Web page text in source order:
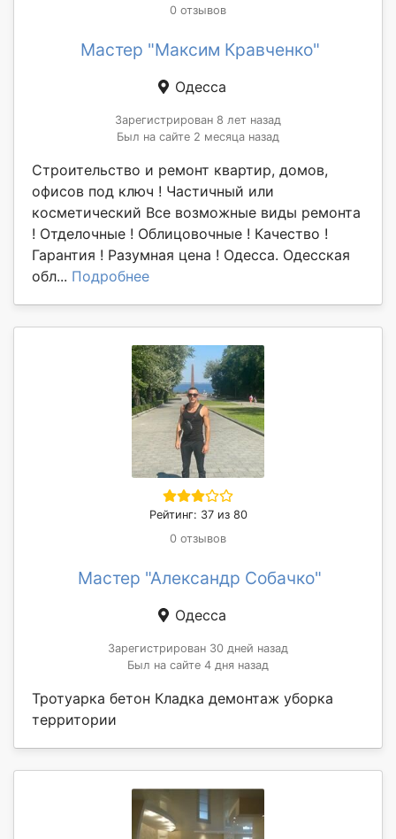
0 отзывов
Мастер "Максим Кравченко"
Одесса
Зарегистрирован 8 лет назад
Был на сайте 2 месяца назад
Строительство и ремонт квартир, домов,
офисов под ключ ! Частичный или
косметический Все возможные виды ремонта
! Отделочные ! Облицовочные ! Качество !
Гарантия ! Разумная цена ! Одесса. Одесская
обл... Подробнее
Рейтинг: 37 из 80
0 отзывов
Мастер "Александр Собачко"
Одесса
Зарегистрирован 30 дней назад
Был на сайте 4 дня назад
Тротуарка бетон Кладка демонтаж уборка
территории